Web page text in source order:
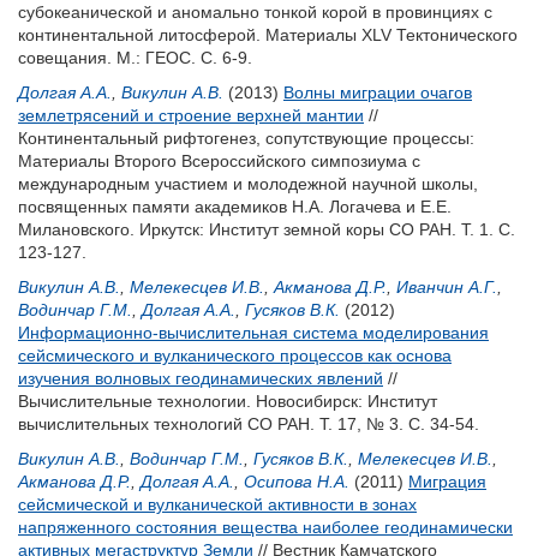
субокеанической и аномально тонкой корой в провинциях с
континентальной литосферой. Материалы XLV Тектонического
совещания. М.: ГЕОС. С. 6-9.
Долгая А.А.
Викулин А.В. (2013) Волны миграции очагов
землетрясений и строение верхней мантии //
Континентальный рифтогенез, сопутствующие процессы:
Материалы Второго Всероссийского симпозиума с
международным участием и молодежной научной школы,
посвященных памяти академиков Н.А. Логачева и Е.Е.
Милановского. Иркутск: Институт земной коры СО РАН. Т. 1. С.
123-127.
Викулин А.В.
Мелекесцев И.В. Акманова Д.Р. Иванчин А.Г.
Водинчар Г.М.
Долгая А.А. Гусяков В.К. (2012)
Информационно-вычислительная система моделирования
сейсмического и вулканического процессов как основа
изучения волновых геодинамических явлений //
Вычислительные технологии. Новосибирск: Институт
вычислительных технологий СО РАН. Т. 17, № 3. С. 34-54.
Викулин А.В.
Водинчар Г.М. Гусяков В.К. Мелекесцев И.В.
Акманова Д.Р. Долгая А.А. Осипова Н.А. (2011) Миграция
сейсмической и вулканической активности в зонах
напряженного состояния вещества наиболее геодинамически
активных мегаструктур Земли // Вестник Камчатского